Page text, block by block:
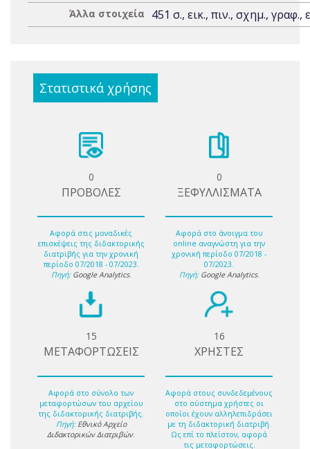
Άλλα στοιχεία 451 σ., εικ., πιν., σχημ., γραφ.,
Στατιστικά χρήσης
0
ΠΡΟΒΟΛΕΣ
Αφορά στις μοναδικές
επισκέψεις της διδακτορικής
διατριβής για την χρονική
περίοδο 07/2018 - 07/2023.
Πηγή: Google Analytics.
0
ΞΕΦΥΛΛΙΣΜΑΤΑ
Αφορά στο άνοιγμα του
online αναγνώστη για την
χρονική περίοδο 07/2018 -
07/2023.
Πηγή: Google Analytics.
15
ΜΕΤΑΦΟΡΤΩΣΕΙΣ
Αφορά στο σύνολο των
μεταφορτώσων του αρχείου
της διδακτορικής διατριβής.
Πηγή: Εθνικό Αρχείο
Διδακτορικών Διατριβών.
16
ΧΡΗΣΤΕΣ
Αφορά στους συνδεδεμένους
στο σύστημα χρήστες οι
οποίοι έχουν αλληλεπιδράσει
με τη διδακτορική διατριβή.
Ως επί το πλείστον, αφορά
τις μεταφορτώσεις.